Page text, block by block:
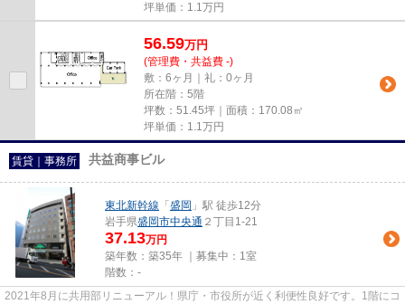
坪単価： 1.1万円
56.59万円
(管理費・共益費 -)
敷：6ヶ月｜礼：0ヶ月
所在階：5階
坪数：51.45坪｜面積：170.08㎡
坪単価： 1.1万円
賃貸｜事務所 共益商事ビル
東北新幹線 「 盛岡 」駅 徒歩12分
岩手県盛岡市中央通 ２丁目1-21
37.13万円
築年数：築35年 ｜募集中： 1室
階数：-
2021年8月に共用部リニューアル！県庁・市役所が近く利便性良好です。1階にコ